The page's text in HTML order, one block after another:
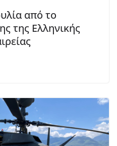
από το
της Ελληνικής